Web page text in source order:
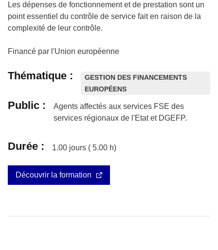
Les dépenses de fonctionnement et de prestation sont un
point essentiel du contrôle de service fait en raison de la
complexité de leur contrôle.
Financé par l'Union européenne
Thématique :
GESTION DES FINANCEMENTS
EUROPÉENS
Public :
Agents affectés aux services FSE des
services régionaux de l'Etat et DGEFP.
Durée : 1.00 jours ( 5.00 h)
Découvrir la formation